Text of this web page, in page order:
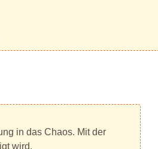
in das Chaos. Mit der
wird.